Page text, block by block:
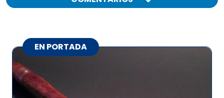
EN PORTADA